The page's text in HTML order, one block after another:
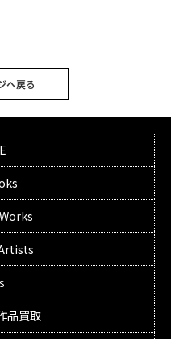
へ戻る
品買取